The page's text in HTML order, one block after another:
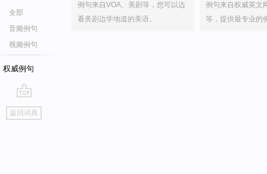
全部
音频例句
视频例句
权威例句
go
top
返回词典
例句来自VOA、美剧等，您可以边
看美剧边学地道的美语。
例句来自权威英文
等，提供最专业的